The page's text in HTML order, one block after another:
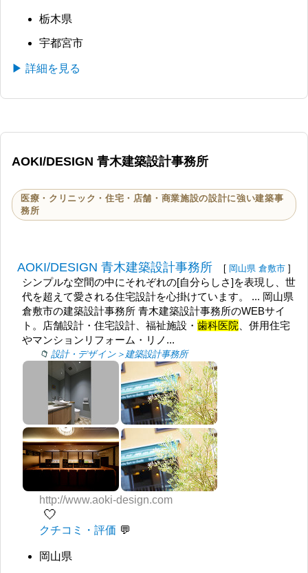
栃木県
宇都宮市
▶ 詳細を見る
AOKI/DESIGN 青木建築設計事務所
医療・クリニック・住宅・店舗・商業施設の設計に強い建築事
務所
AOKI/DESIGN 青木建築設計事務所 [ 岡山県 倉敷市 ]
シンプルな空間の中にそれぞれの[自分らしさ]を表現し、世
代を超えて愛される住宅設計を心掛けています。 ... 岡山県
倉敷市の建築設計事務所 青木建築設計事務所のWEBサイ
ト。店舗設計・住宅設計、福祉施設・歯科医院 、併用住宅
やマンションリフォーム・リノ...
設計・デザイン＞建築設計事務所
http://www.aoki-design.com
🤍
クチコミ・評価
岡山県